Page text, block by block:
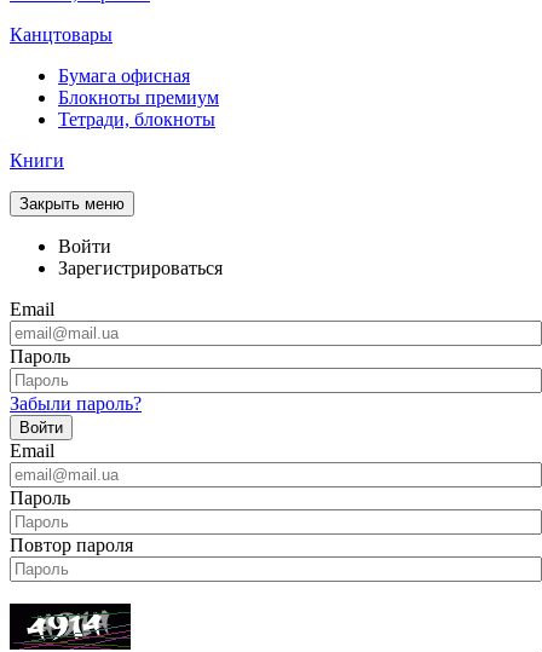
Канцтовары
Бумага офисная
Блокноты премиум
Тетради, блокноты
Книги
Закрыть меню
Войти
Зарегистрироваться
Email
Пароль
Забыли пароль?
Войти
Email
Пароль
Повтор пароля